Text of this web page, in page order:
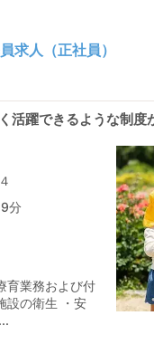
求人（正社員）
躍できるような制度
分
育業務および付
設の衛生 ・安